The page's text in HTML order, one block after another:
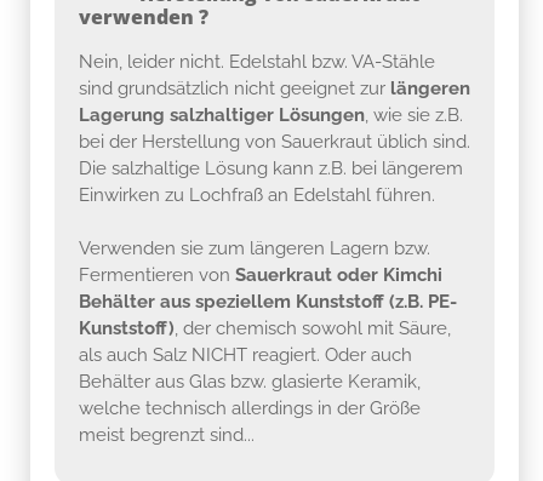
verwenden ?
Nein, leider nicht. Edelstahl bzw. VA-Stähle
sind grundsätzlich nicht geeignet zur längeren
Lagerung salzhaltiger Lösungen, wie sie z.B.
bei der Herstellung von Sauerkraut üblich sind.
Die salzhaltige Lösung kann z.B. bei längerem
Einwirken zu Lochfraß an Edelstahl führen.
Verwenden sie zum längeren Lagern bzw.
Fermentieren von Sauerkraut oder Kimchi
Behälter aus speziellem Kunststoff (z.B. PE-
Kunststoff), der chemisch sowohl mit Säure,
als auch Salz NICHT reagiert. Oder auch
Behälter aus Glas bzw. glasierte Keramik,
welche technisch allerdings in der Größe
meist begrenzt sind...